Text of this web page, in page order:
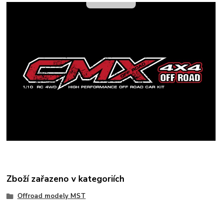
Zboží zařazeno v kategoriích
Offroad modely MST